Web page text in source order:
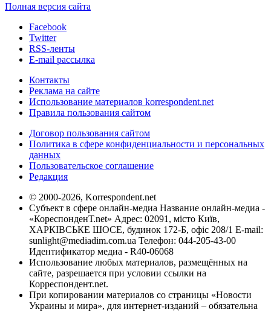
Полная версия сайта
Facebook
Twitter
RSS-ленты
E-mail рассылка
Контакты
Реклама на сайте
Использование материалов korrespondent.net
Правила пользования сайтом
Договор пользования сайтом
Политика в сфере конфиденциальности и персональных
данных
Пользовательское соглашение
Редакция
© 2000-2026, Korrespondent.net
Субъект в сфере онлайн-медиа Название онлайн-медиа -
«КореспонденТ.net» Адрес: 02091, місто Київ,
ХАРКІВСЬКЕ ШОСЕ, будинок 172-Б, офіс 208/1 E-mail:
sunlight@mediadim.com.ua Телефон: 044-205-43-00
Идентификатор медиа - R40-06068
Использование любых материалов, размещённых на
сайте, разрешается при условии ссылки на
Корреспондент.net.
При копировании материалов со страницы «Новости
Украины и мира», для интернет-изданий – обязательна